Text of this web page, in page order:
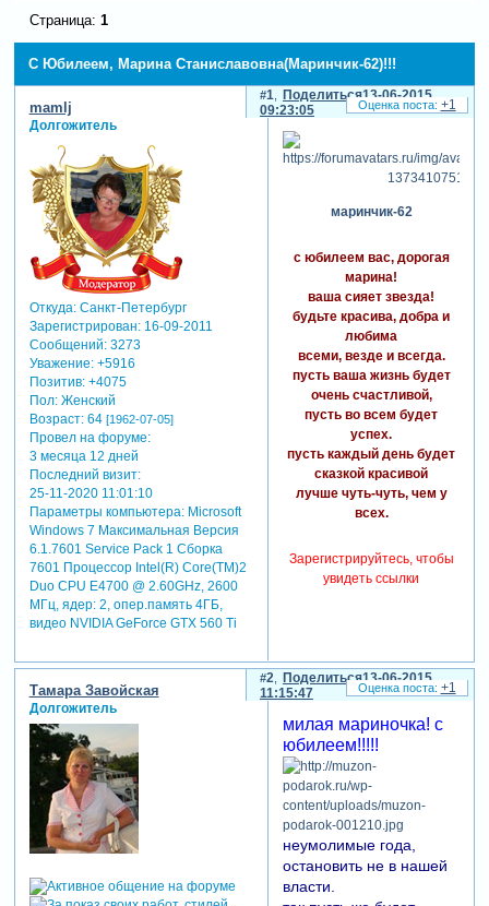
С Юбилеем, Марина Станиславовна(Маринчик-62)!!!
Страница: 1
Поделиться
1
13-06-2015
09:23:05
mamlj
Долгожитель
Откуда:Санкт-Петербург
Зарегистрирован: 16-09-2011
Сообщений:3273
Уважение: +5916
Позитив: +4075
Пол:Женский
Возраст:64 [1962-07-05]
Провел на форуме:
3 месяца 12 дней
Последний визит:
25-11-2020 11:01:10
Параметры компьютера:Microsoft
Windows 7 Максимальная Версия
6.1.7601 Service Pack 1 Сборка
7601 Процессор Intel(R) Core(TM)2
Duo CPU E4700 @ 2.60GHz, 2600
МГц, ядер: 2, опер.память 4ГБ,
видео NVIDIA GeForce GTX 560 Ti
маринчик-62
с юбилеем вас, дорогая
марина!
ваша сияет звезда!
будьте красива, добра и
любима
всеми, везде и всегда.
пусть ваша жизнь будет
очень счастливой,
пусть во всем будет
успех.
пусть каждый день будет
сказкой красивой
лучше чуть-чуть, чем у
всех.
Зарегистрируйтесь, чтобы
увидеть ссылки
+1
Поделиться
2
13-06-2015
11:15:47
Тамара Завойская
Долгожитель
милая мариночка! с
юбилеем!!!!!
неумолимые года,
остановить не в нашей
власти.
+1